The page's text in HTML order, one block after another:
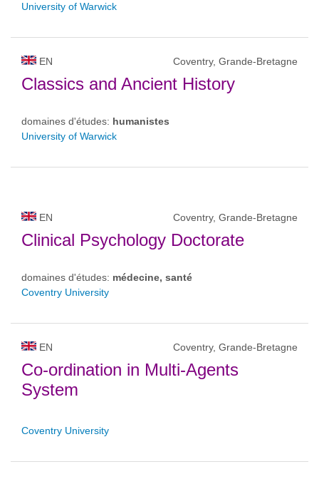
University of Warwick
EN Coventry, Grande-Bretagne
Classics and Ancient History
domaines d'études: humanistes
University of Warwick
EN Coventry, Grande-Bretagne
Clinical Psychology Doctorate
domaines d'études: médecine, santé
Coventry University
EN Coventry, Grande-Bretagne
Co-ordination in Multi-Agents
System
Coventry University